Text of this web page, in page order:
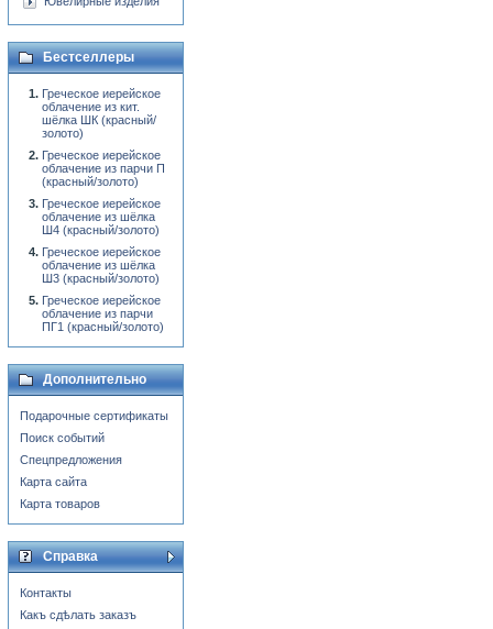
Бестселлеры
Греческое иерейское
облачение из кит.
шёлка ШК (красный/
золото)
Греческое иерейское
облачение из парчи П
(красный/золото)
Греческое иерейское
облачение из шёлка
Ш4 (красный/золото)
Греческое иерейское
облачение из шёлка
Ш3 (красный/золото)
Греческое иерейское
облачение из парчи
ПГ1 (красный/золото)
Дополнительно
Подарочные сертификаты
Поиск событий
Спецпредложения
Карта сайта
Карта товаров
Справка
Контакты
Какъ сдѣлать заказъ